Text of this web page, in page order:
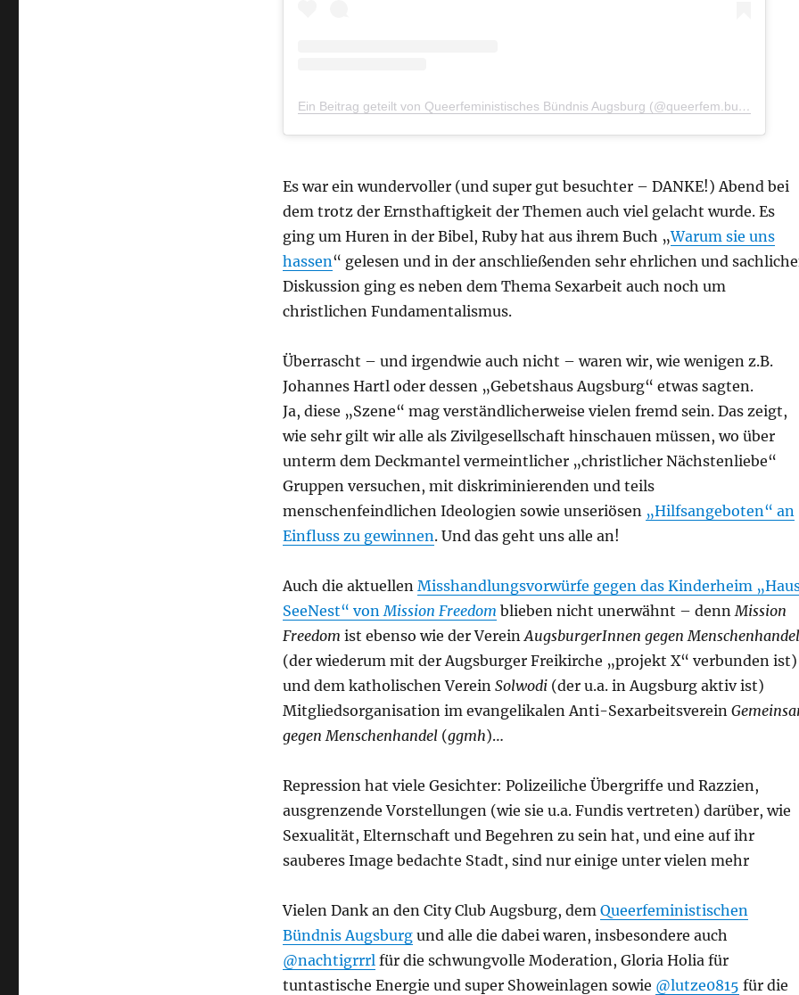
Ein Beitrag geteilt von Queerfeministisches Bündnis Augsburg (@queerfem.buendnis_aux)
Es war ein wundervoller (und super gut besuchter – DANKE!) Abend bei
dem trotz der Ernsthaftigkeit der Themen auch viel gelacht wurde. Es
ging um Huren in der Bibel, Ruby hat aus ihrem Buch „Warum sie uns
hassen“ gelesen und in der anschließenden sehr ehrlichen und
Diskussion ging es neben dem Thema Sexarbeit auch noch um
christlichen Fundamentalismus.
Überrascht – und irgendwie auch nicht – waren wir, wie wenigen z.B.
Johannes Hartl oder dessen „Gebetshaus Augsburg“ etwas sagten.
Ja, diese „Szene“ mag verständlicherweise vielen fremd sein. Das zeigt,
wie sehr gilt wir alle als Zivilgesellschaft hinschauen müssen, wo über
unterm dem Deckmantel vermeintlicher „christlicher Nächstenliebe“
Gruppen versuchen, mit diskriminierenden und teils
menschenfeindlichen Ideologien sowie unseriösen „Hilfsangeboten“ an
Einfluss zu gewinnen. Und das geht uns alle an!
Auch die aktuellen Misshandlungsvorwürfe gegen das Kinderheim
SeeNest“ von Mission Freedom blieben nicht unerwähnt – denn Mission
Freedom ist ebenso wie der Verein AugsburgerInnen gegen Menschenhandel
(der wiederum mit der Augsburger Freikirche „projekt X“ verbunden ist)
und dem katholischen Verein Solwodi(der u.a. in Augsburg aktiv ist)
Mitgliedsorganisation im evangelikalen Anti-Sexarbeitsverein
gegen Menschenhandel(ggmh)…
Repression hat viele Gesichter: Polizeiliche Übergriffe und Razzien,
ausgrenzende Vorstellungen (wie sie u.a. Fundis vertreten) darüber, wie
Sexualität, Elternschaft und Begehren zu sein hat, und eine auf ihr
sauberes Image bedachte Stadt, sind nur einige unter vielen mehr
Vielen Dank an den City Club Augsburg, dem Queerfeministischen
Bündnis Augsburgund alle die dabei waren, insbesondere auch
@nachtigrrrl für die schwungvolle Moderation, Gloria Holia für
tuntastische Energie und super Showeinlagen sowie @lutze0815 für die